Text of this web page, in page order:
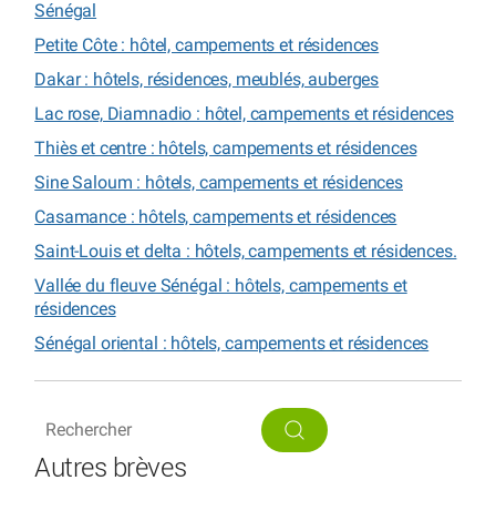
Sénégal
Petite Côte : hôtel, campements et résidences
Dakar : hôtels, résidences, meublés, auberges
Lac rose, Diamnadio : hôtel, campements et résidences
Thiès et centre : hôtels, campements et résidences
Sine Saloum : hôtels, campements et résidences
Casamance : hôtels, campements et résidences
Saint-Louis et delta : hôtels, campements et résidences.
Vallée du fleuve Sénégal : hôtels, campements et
résidences
Sénégal oriental : hôtels, campements et résidences
Autres brèves